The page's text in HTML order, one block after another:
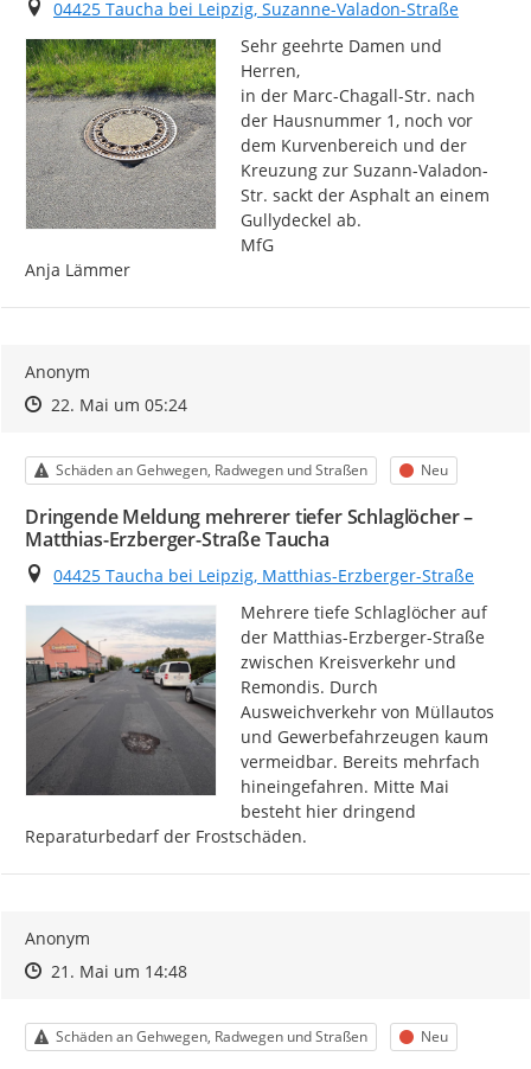
Ort
04425 Taucha bei Leipzig, Suzanne-Valadon-Straße
Sehr geehrte Damen und
Herren,
in der Marc-Chagall-Str. nach
der Hausnummer 1, noch vor
dem Kurvenbereich und der
Kreuzung zur Suzann-Valadon-
Str. sackt der Asphalt an einem
Gullydeckel ab.
MfG
Anja Lämmer
Anonym
Zeitpunkt des Erstellens
Zeitpunkt des Erstellens
22. Mai um 05:24Zur Äußerung
Kategorie
Schäden an Gehwegen, Radwegen und Straßen Status
Neu
Dringende Meldung mehrerer tiefer Schlaglöcher –
Matthias-Erzberger-Straße Taucha
Ort
04425 Taucha bei Leipzig, Matthias-Erzberger-Straße
Mehrere tiefe Schlaglöcher auf
der Matthias-Erzberger-Straße
zwischen Kreisverkehr und
Remondis. Durch
Ausweichverkehr von Müllautos
und Gewerbefahrzeugen kaum
vermeidbar. Bereits mehrfach
hineingefahren. Mitte Mai
besteht hier dringend
Reparaturbedarf der Frostschäden.
Anonym
Zeitpunkt des Erstellens
Zeitpunkt des Erstellens
21. Mai um 14:48Zur Äußerung
Kategorie
Schäden an Gehwegen, Radwegen und Straßen Status
Neu